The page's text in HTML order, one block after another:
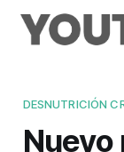
DESNUTRICIÓN
Nuevo